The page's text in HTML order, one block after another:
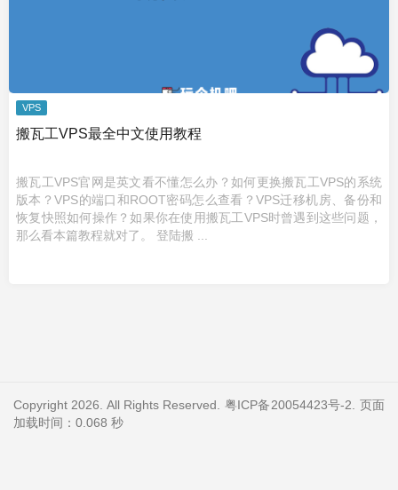
VPS
搬瓦工VPS最全中文使用教程
搬瓦工VPS官网是英文看不懂怎么办？如何更换搬瓦工VPS的系统
版本？VPS的端口和ROOT密码怎么查看？VPS迁移机房、备份和
恢复快照如何操作？如果你在使用搬瓦工VPS时曾遇到这些问题，
那么看本篇教程就对了。 登陆搬 ...
Copyright 2026. All Rights Reserved. 粤ICP备20054423号-2 . 页面
加载时间：0.068 秒